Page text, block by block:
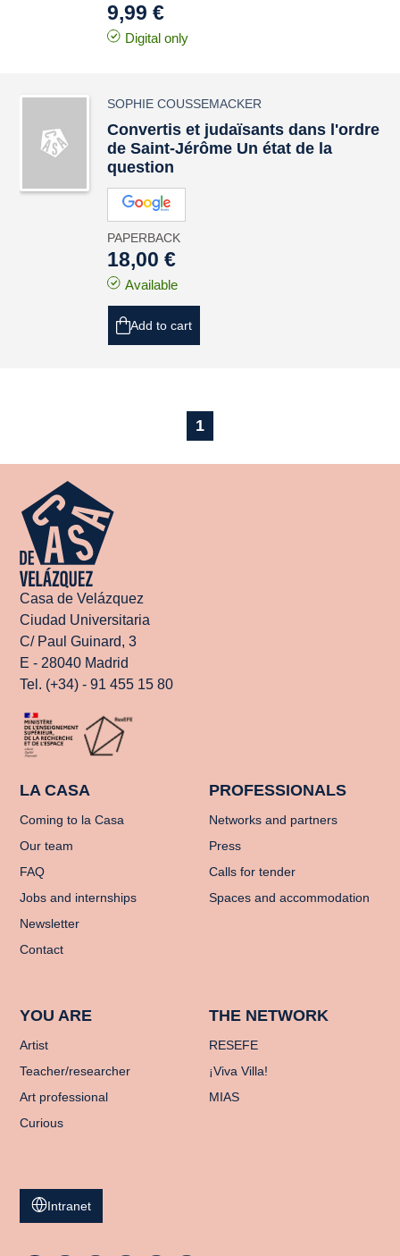
9,99 €
Digital only
SOPHIE COUSSEMACKER
Convertis et judaïsants dans l'ordre
de Saint-Jérôme Un état de la
question
PAPERBACK
18,00 €
Available
Add to cart
1
Casa de Velázquez
Ciudad Universitaria
C/ Paul Guinard, 3
E - 28040 Madrid
Tel. (+34) - 91 455 15 80
LA CASA
Coming to la Casa
Our team
FAQ
Jobs and internships
Newsletter
Contact
PROFESSIONALS
Networks and partners
Press
Calls for tender
Spaces and accommodation
YOU ARE
Artist
Teacher/researcher
Art professional
Curious
THE NETWORK
RESEFE
¡Viva Villa!
MIAS
Intranet